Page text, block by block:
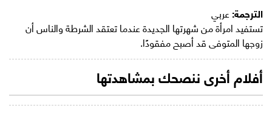
الترجمة:عربي
تستفيد امرأة من شهرتها الجديدة عندما تعتقد الشرطة والناس أن
زوجها المتوفى قد أصبح مفقودًا.
أفلام أخرى ننصحك بمشاهدتها